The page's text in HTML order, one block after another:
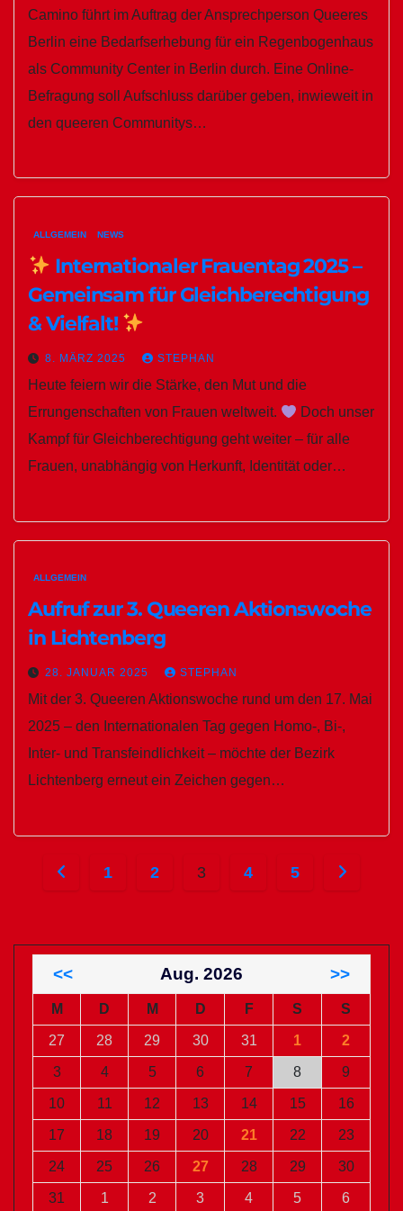
Camino führt im Auftrag der Ansprechperson Queeres
Berlin eine Bedarfserhebung für ein Regenbogenhaus
als Community Center in Berlin durch. Eine Online-
Befragung soll Aufschluss darüber geben, inwieweit in
den queeren Communitys…
ALLGEMEIN NEWS
Internationaler Frauentag 2025 –
Gemeinsam für Gleichberechtigung
& Vielfalt!
8. MÄRZ 2025 STEPHAN
Heute feiern wir die Stärke, den Mut und die
Errungenschaften von Frauen weltweit.
Doch unser
Kampf für Gleichberechtigung geht weiter – für alle
Frauen, unabhängig von Herkunft, Identität oder…
ALLGEMEIN
Aufruf zur 3. Queeren Aktionswoche
in Lichtenberg
28. JANUAR 2025 STEPHAN
Mit der 3. Queeren Aktionswoche rund um den 17. Mai
2025 – den Internationalen Tag gegen Homo-, Bi-,
Inter- und Transfeindlichkeit – möchte der Bezirk
Lichtenberg erneut ein Zeichen gegen…
Seitennummerierung
Beiträge
1 2 3 4 5
<< Aug. 2026 >>
M D M D F S S
27 28 29 30 31 1 2
3 4 5 6 7 8 9
10 11 12 13 14 15 16
17 18 19 20 21 22 23
24 25 26 27 28 29 30
31 1 2 3 4 5 6